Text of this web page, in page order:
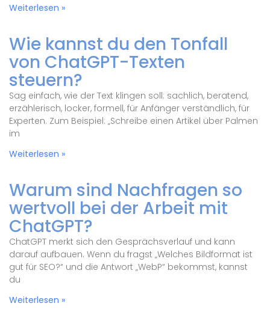
Weiterlesen »
Wie kannst du den Tonfall
von ChatGPT-Texten
steuern?
Sag einfach, wie der Text klingen soll: sachlich, beratend,
erzählerisch, locker, formell, für Anfänger verständlich, für
Experten. Zum Beispiel: „Schreibe einen Artikel über Palmen
im
Weiterlesen »
Warum sind Nachfragen so
wertvoll bei der Arbeit mit
ChatGPT?
ChatGPT merkt sich den Gesprächsverlauf und kann
darauf aufbauen. Wenn du fragst „Welches Bildformat ist
gut für SEO?“ und die Antwort „WebP“ bekommst, kannst
du
Weiterlesen »